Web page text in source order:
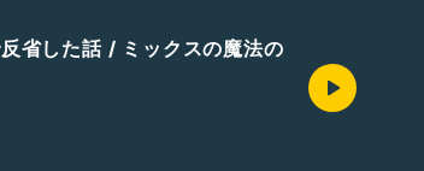
省した話 / ミックスの魔法の